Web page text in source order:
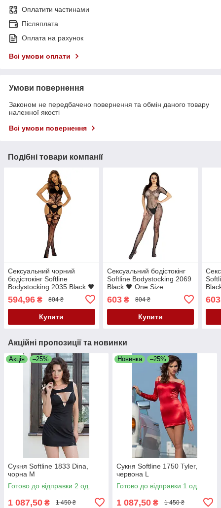
Оплатити частинами
Післяплата
Оплата на рахунок
Всі умови оплати
Умови повернення
Законом не передбачено повернення та обмін даного товару
належної якості
Всі умови повернення
Подібні товари компанії
Сексуальний чорний
бодістокінг Softline
Bodystocking 2035 Black 🖤
594,96 ₴ 804 ₴
Купити
Сексуальний бодістокінг
Softline Bodystocking 2069
Black 🖤 One Size
603₴ 804 ₴
Купити
603
Акційні пропозиції та новинки
Акція –25%
Сукня Softline 1833 Dina,
чорна M
Готово до відправки 2 од.
1 087,50 ₴ 1 450 ₴
Новинка –25%
Сукня Softline 1750 Tyler,
червона L
Готово до відправки 1 од.
1 087,50 ₴ 1 450 ₴